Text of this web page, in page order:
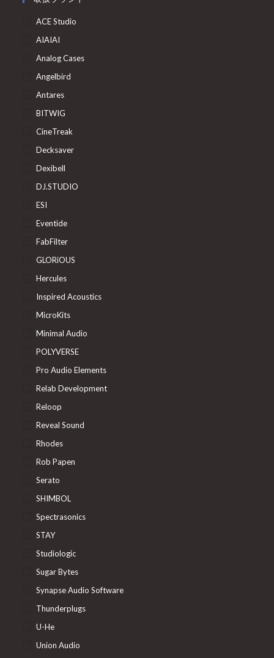
ACE Studio
AIAIAI
Analog Cases
Angelbird
Antares
BITWIG
CineTreak
Decksaver
Dexibell
DJ.STUDIO
ESI
Eventide
FabFilter
GLORiOUS
Hercules
Inspired Acoustics
MicroKits
Minimal Audio
POLYVERSE
Pro Audio Elements
Relab Development
Reloop
Reveal Sound
Rhodes
Rob Papen
Serato
SHIMBOL
Spectrasonics
STAY
Studiologic
Sugar Bytes
Synapse Audio Software
Thunderplugs
U-He
Union Audio